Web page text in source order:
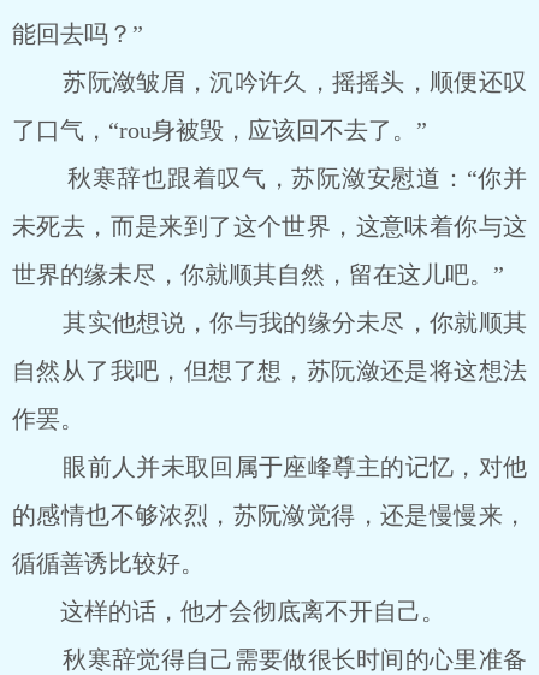
能回去吗？”
苏阮潋皱眉，沉吟许久，摇摇头，顺便还叹
了口气，“rou身被毁，应该回不去了。”
秋寒辞也跟着叹气，苏阮潋安慰道：“你并
未死去，而是来到了这个世界，这意味着你与这
世界的缘未尽，你就顺其自然，留在这儿吧。”
其实他想说，你与我的缘分未尽，你就顺其
自然从了我吧，但想了想，苏阮潋还是将这想法
作罢。
眼前人并未取回属于座峰尊主的记忆，对他
的感情也不够浓烈，苏阮潋觉得，还是慢慢来，
循循善诱比较好。
这样的话，他才会彻底离不开自己。
秋寒辞觉得自己需要做很长时间的心里准备